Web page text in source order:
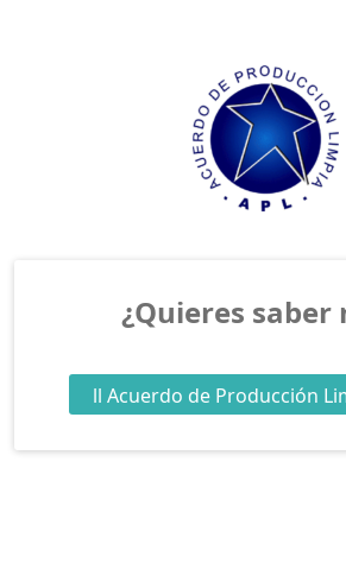
¿Quieres saber
ll Acuerdo de Producción